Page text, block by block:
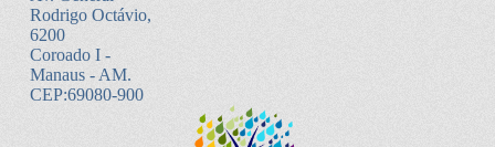
Rodrigo Octávio,
6200
Coroado I -
Manaus - AM.
CEP:69080-900